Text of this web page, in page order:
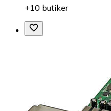
+10 butiker